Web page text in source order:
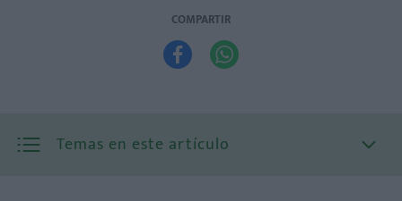
COMPARTIR
 
Temas en este artículo